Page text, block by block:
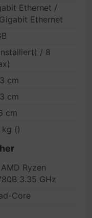
Ethernet /
Ethernet
Module
/ 8
cm
cm
cm
kg ()
Ryzen
3.35 GHz
Core